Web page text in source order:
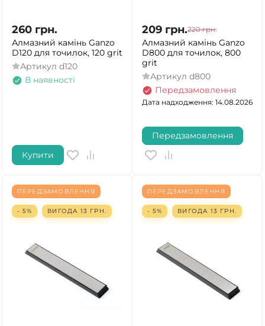
260 грн.
Алмазний камінь Ganzo
D120 для точилок, 120 grit
Артикул d120
В наявності
Купити
209 грн.220 грн.
Алмазний камінь Ganzo
D800 для точилок, 800
grit
Артикул d800
Передзамовлення
Дата надходження: 14.08.2026
Передзамовлення
ПЕРЕДЗАМОВЛЕННЯ
- 5% ВИГОДА 13 ГРН.
ПЕРЕДЗАМОВЛЕННЯ
- 5% ВИГОДА 13 ГРН.